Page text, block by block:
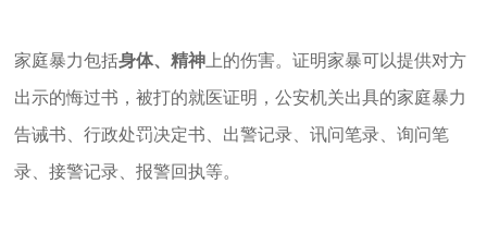
家庭暴力包括身体、精神上的伤害。证明家暴可以提供对方
出示的悔过书，被打的就医证明，公安机关出具的家庭暴力
告诫书、行政处罚决定书、出警记录、讯问笔录、询问笔
录、接警记录、报警回执等。